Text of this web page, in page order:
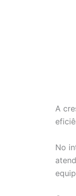
A
No